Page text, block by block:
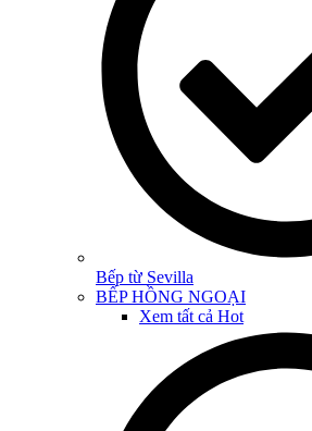
Bếp từ Sevilla
BẾP HỒNG NGOẠI
Xem tất cả Hot